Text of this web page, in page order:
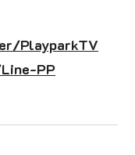
PlayparkTV
PP